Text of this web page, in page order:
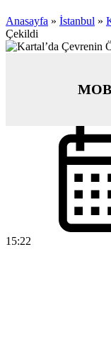
Anasayfa » İstanbul »
Çekildi
15:22